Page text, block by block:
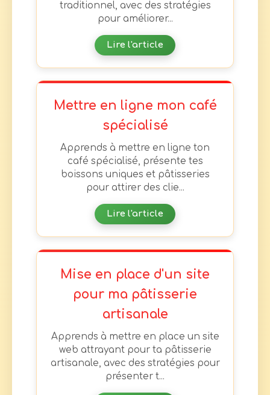
traditionnel, avec des stratégies
pour améliorer...
Lire l'article
Mettre en ligne mon café
spécialisé
Apprends à mettre en ligne ton
café spécialisé, présente tes
boissons uniques et pâtisseries
pour attirer des clie...
Lire l'article
Mise en place d'un site
pour ma pâtisserie
artisanale
Apprends à mettre en place un site
web attrayant pour ta pâtisserie
artisanale, avec des stratégies pour
présenter t...